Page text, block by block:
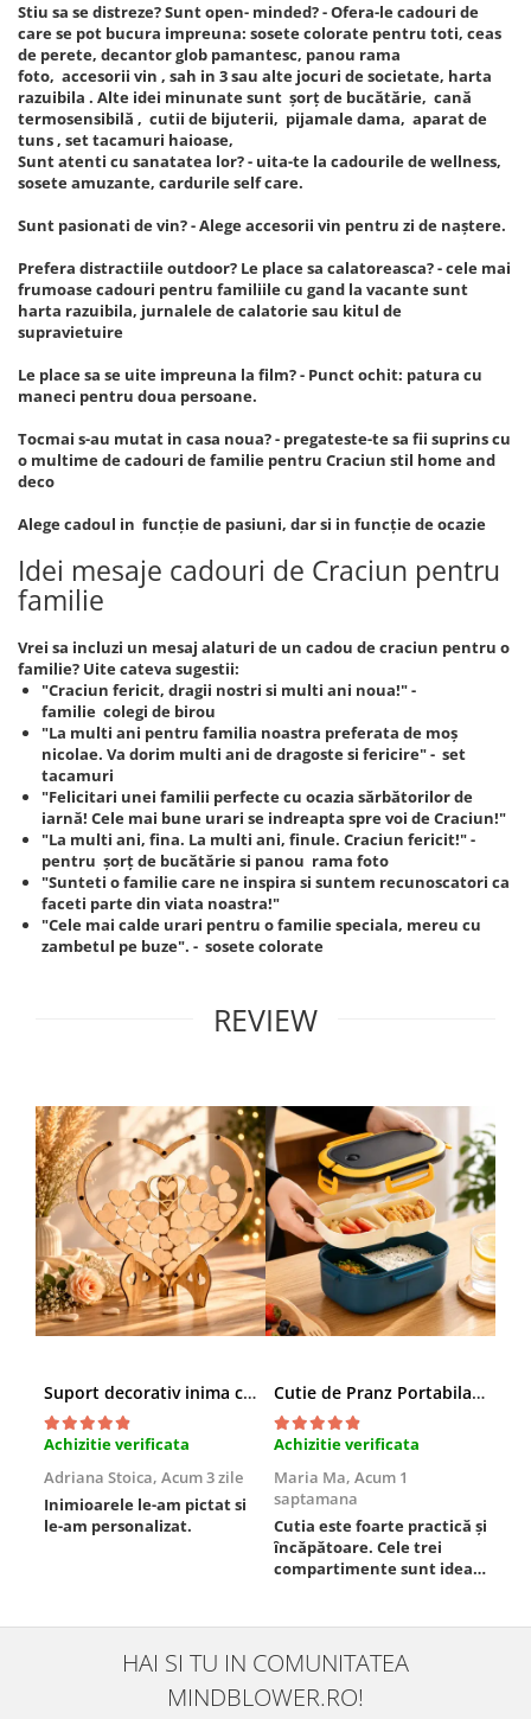
Stiu sa se distreze? Sunt open- minded? - Ofera-le cadouri de
care se pot bucura impreuna: sosete colorate pentru toti, ceas
de perete, decantor glob pamantesc, panou rama
foto, accesorii vin , sah in 3 sau alte jocuri de societate, harta
razuibila . Alte idei minunate sunt șorț de bucătărie, cană
termosensibilă , cutii de bijuterii, pijamale dama, aparat de
tuns , set tacamuri haioase,
Sunt atenti cu sanatatea lor? - uita-te la cadourile de wellness,
sosete amuzante, cardurile self care.
Sunt pasionati de vin? - Alege accesorii vin pentru zi de naștere.
Prefera distractiile outdoor? Le place sa calatoreasca? - cele mai
frumoase cadouri pentru familiile cu gand la vacante sunt
harta razuibila, jurnalele de calatorie sau kitul de
supravietuire
Le place sa se uite impreuna la film? - Punct ochit: patura cu
maneci pentru doua persoane.
Tocmai s-au mutat in casa noua? - pregateste-te sa fii suprins cu
o multime de cadouri de familie pentru Craciun stil home and
deco
Alege cadoul in funcție de pasiuni, dar si in funcție de ocazie
Idei mesaje cadouri de Craciun pentru
familie
Vrei sa incluzi un mesaj alaturi de un cadou de craciun pentru o
familie? Uite cateva sugestii:
"Craciun fericit, dragii nostri si multi ani noua!" -
familie colegi de birou
"La multi ani pentru familia noastra preferata de moș
nicolae. Va dorim multi ani de dragoste si fericire" - set
tacamuri
"Felicitari unei familii perfecte cu ocazia sărbătorilor de
iarnă! Cele mai bune urari se indreapta spre voi de Craciun!"
"La multi ani, fina. La multi ani, finule. Craciun fericit!" -
pentru șorț de bucătărie si panou rama foto
"Sunteti o familie care ne inspira si suntem recunoscatori ca
faceti parte din viata noastra!"
"Cele mai calde urari pentru o familie speciala, mereu cu
zambetul pe buze". - sosete colorate
REVIEW
Suport decorativ inima cu mesaje, Cadou cu suflet
Achizitie verificata
Adriana Stoica, Acum 3 zile
Inimioarele le-am pictat si
le-am personalizat.
Cutie de Pranz Portabila cu Compartimente
Achizitie verificata
Maria Ma, Acum 1
saptamana
Cutia este foarte practică și
încăpătoare. Cele trei
compartimente sunt ideale
este sigură, fără scurgeri. O
folosesc aproape zilnic la
serviciu și sunt foarte
mulțumită.
HAI SI TU IN COMUNITATEA
MINDBLOWER.RO!